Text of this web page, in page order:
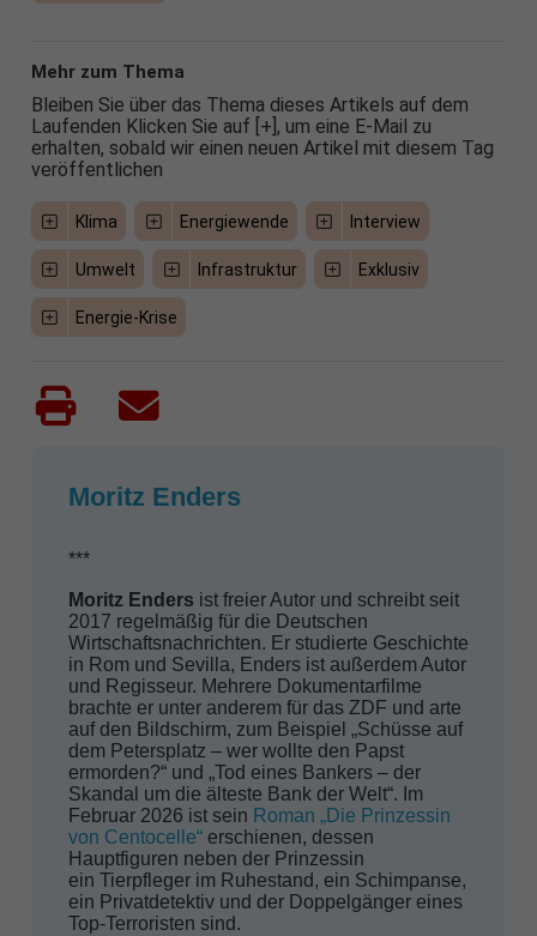
Mehr zum Thema
Bleiben Sie über das Thema dieses Artikels auf dem
Laufenden Klicken Sie auf [+], um eine E-Mail zu
erhalten, sobald wir einen neuen Artikel mit diesem Tag
veröffentlichen
Klima Energiewende Interview
Umwelt Infrastruktur Exklusiv
Energie-Krise
Moritz Enders
***
Moritz Enders ist freier Autor und schreibt seit
2017 regelmäßig für die Deutschen
Wirtschaftsnachrichten. Er studierte Geschichte
in Rom und Sevilla, Enders ist außerdem Autor
und Regisseur. Mehrere Dokumentarfilme
brachte er unter anderem für das ZDF und arte
auf den Bildschirm, zum Beispiel „Schüsse auf
dem Petersplatz – wer wollte den Papst
ermorden?“ und „Tod eines Bankers – der
Skandal um die älteste Bank der Welt“. Im
Februar 2026 ist sein Roman „Die Prinzessin
von Centocelle“erschienen, dessen
Hauptfiguren neben der Prinzessin
ein Tierpfleger im Ruhestand, ein Schimpanse,
ein Privatdetektiv und der Doppelgänger eines
Top-Terroristen sind.